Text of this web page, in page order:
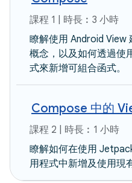
課程 1 | 時長︰3 小時
瞭解使用 Android View
概念，以及如何透過使
式來新增可組合函式。
Compose 中的
課程 2 | 時長︰1 小時
瞭解如何在使用
用程式中新增及使用現